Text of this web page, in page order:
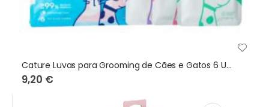
Cature Luvas para Grooming de Cães e Gatos 6 Unidades
9,20 €